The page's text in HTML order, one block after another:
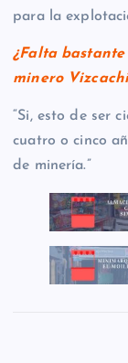
para la
¿Falta
minero
“Si, esto de ser
cuatro o cinco
de minería.”